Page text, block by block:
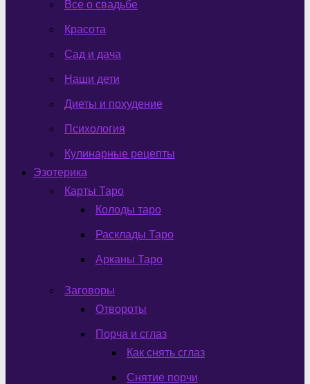
Все о свадьбе
Красота
Сад и дача
Наши дети
Диеты и похудение
Психология
Кулинарные рецепты
Эзотерика
Карты Таро
Колоды таро
Расклады Таро
Арканы Таро
Заговоры
Отвороты
Порча и сглаз
Как снять сглаз
Снятие порчи